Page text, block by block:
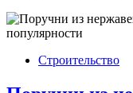
Строительство